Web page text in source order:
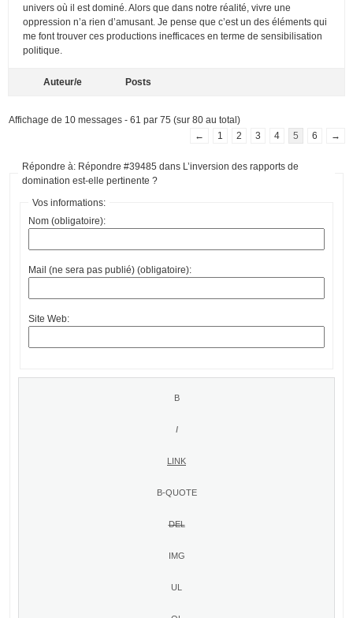
univers où il est dominé. Alors que dans notre réalité, vivre une
oppression n’a rien d’amusant. Je pense que c’est un des éléments qui
me font trouver ces productions inefficaces en terme de sensibilisation
politique.
Auteur/e Posts
Affichage de 10 messages - 61 par 75 (sur 80 au total)
←
1 2 3 4 5 6 →
Répondre à: Répondre #39485 dans L’inversion des rapports de
domination est-elle pertinente ?
Vos informations:
Nom (obligatoire):
Mail (ne sera pas publié) (obligatoire):
Site Web: